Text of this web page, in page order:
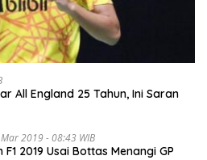
All England 25 Tahun, Ini Saran
2019 - 08:43 WIB
F1 2019 Usai Bottas Menangi GP